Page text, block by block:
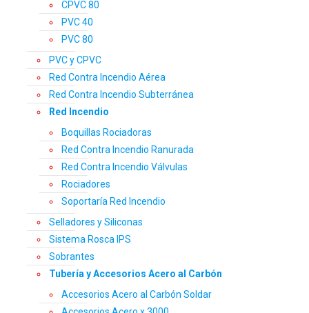
CPVC 80
PVC 40
PVC 80
PVC y CPVC
Red Contra Incendio Aérea
Red Contra Incendio Subterránea
Red Incendio
Boquillas Rociadoras
Red Contra Incendio Ranurada
Red Contra Incendio Válvulas
Rociadores
Soportaría Red Incendio
Selladores y Siliconas
Sistema Rosca IPS
Sobrantes
Tubería y Accesorios Acero al Carbón
Accesorios Acero al Carbón Soldar